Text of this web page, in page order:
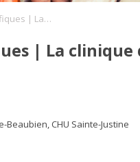
Conférences scientifiques | La clinique de malformation ano-rectale (MAREC) du CHU Sainte-Justine
| La
Beaubien, CHU Sainte-Justine